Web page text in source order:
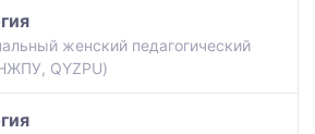
женский педагогический
QYZPU)